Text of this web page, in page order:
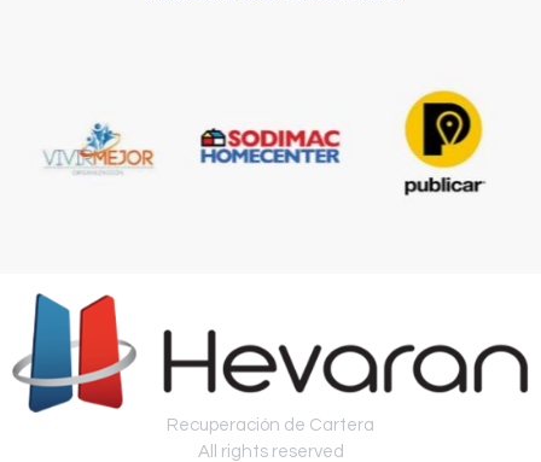
Recuperación de Cartera
All rights reserved